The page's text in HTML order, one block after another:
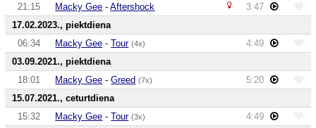
21:15
Macky Gee -Aftershock
3:47
17.02.2023., piektdiena
06:34
Macky Gee -Tour (4x)
4:49
03.09.2021., piektdiena
18:01
Macky Gee -Greed (7x)
5:20
15.07.2021., ceturtdiena
15:32
Macky Gee -Tour (3x)
4:49